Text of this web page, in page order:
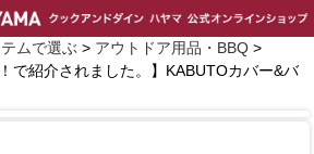
ムで選ぶ > アウトドア用品・BBQ >
で紹介されました。】KABUTOカバー&バ